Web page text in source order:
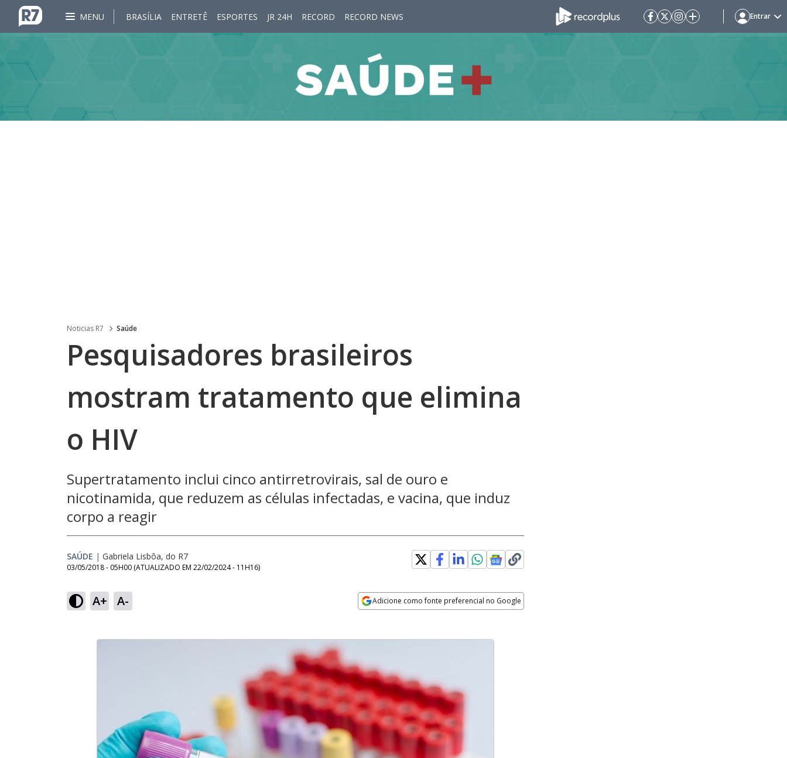
MENU BRASÍLIA ENTRETÊ ESPORTES JR 24H RECORD RECORD NEWS Entrar
Noticias R7 Saúde
Pesquisadores brasileiros
mostram tratamento que elimina
o HIV
Supertratamento inclui cinco antirretrovirais, sal de ouro e
nicotinamida, que reduzem as células infectadas, e vacina, que induz
corpo a reagir
SAÚDE | Gabriela Lisbôa, do R7
03/05/2018 - 05H00 (ATUALIZADO EM 22/02/2024 - 11H16)
A+ A- Adicione como fonte preferencial no Google